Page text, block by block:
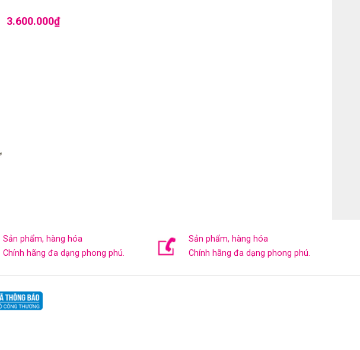
3.600.000₫
Sản phẩm, hàng hóa
Chính hãng đa dạng phong phú.
Sản phẩm, hàng hóa
Chính hãng đa dạng phong phú.